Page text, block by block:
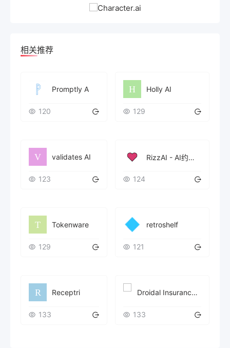
相关推荐
Promptly A
120
Holly AI
129
validates AI
123
RizzAI - AI约会沟通助手
124
Tokenware
129
retroshelf
121
Receptri
133
Droidal Insurance Verification AI Agent
133